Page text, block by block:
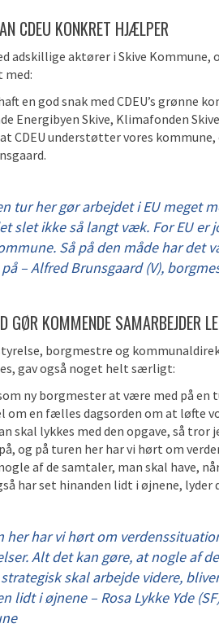
CDEU KONKRET HJÆLPER
adskillige aktører i Skive
med:
en god snak med CDEU’s
Energibyen Skive, Klimafonden
CDEU understøtter vores
tur her gør arbejdet i EU meget
slet ikke så langt væk. For EU er
Så på den måde har det
– Alfred Brunsgaard (V),
GØR KOMMENDE SAMARBEJDER
borgmestre og
gav også noget helt særligt:
ny borgmester at være med på en
om en fælles dagsorden om at løfte
skal lykkes med den opgave, så
og på turen her har vi hørt om
af de samtaler, man skal have,
har set hinanden lidt i øjnene, lyder
her har vi hørt om
Alt det kan gøre, at nogle af
skal arbejde videre,
lidt i øjnene – Rosa Lykke Yde